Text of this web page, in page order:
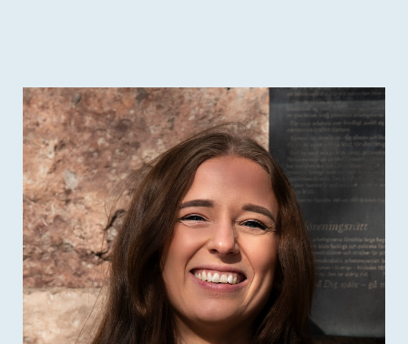
3. "Omdöme från verifierad kund"
kundrelation till företaget